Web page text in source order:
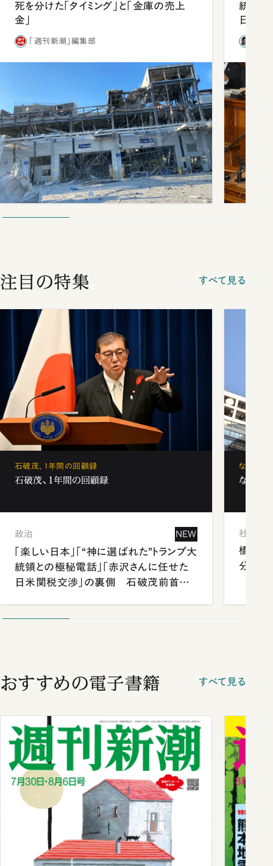
死を分けた「タイミング」と「金庫の売上
金」
「週刊新潮」編集部
統領と
日米
が明
談まで
注目の特集 すべて見る
石破茂、1年間の回顧録
石破茂、1年間の回顧録
政治 NEW
「楽しい日本」「“神に選ばれた”トランプ大
統領との極秘電話」「赤沢さんに任せた
日米関税交渉」の裏側 石破茂前首相
なぜ「フ
なぜ「
社会
橋本愛
分 佐
おすすめの電子書籍 すべて見る